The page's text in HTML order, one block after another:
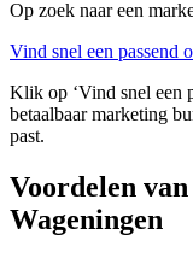
Op zoek naar een
Vind snel een passend
Klik op ‘Vind snel een
betaalbaar marketing
past.
Voordelen
Wageningen